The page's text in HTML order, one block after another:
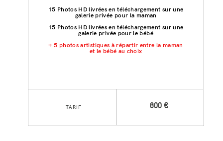
15 Photos HD livrées en téléchargement sur une
galerie privée pour la maman
15 Photos HD livrées en téléchargement sur une
galerie privée pour le bébé
+ 5 photos artistiques à répartir entre la maman
et le bébé au choix
600 €
TARIF